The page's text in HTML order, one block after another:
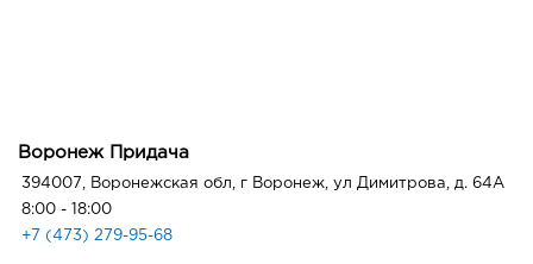
Воронеж Придача
394007, Воронежская обл, г Воронеж, ул Димитрова, д. 64А
8:00 - 18:00
+7 (473) 279-95-68